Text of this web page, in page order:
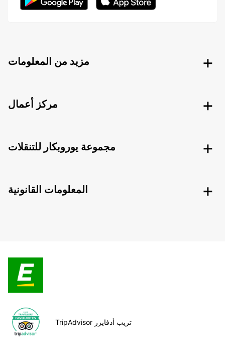
مزيد من المعلومات
مركز أعمال
مجموعة يوروبكار للتنقلات
المعلومات القانونية
TripAdvisor تريب أدفايزر